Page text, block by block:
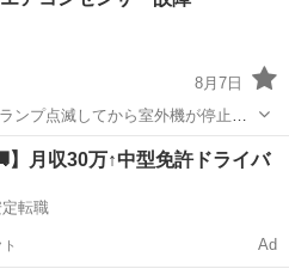
8月7日
ンプ点滅してから室外機が停止し
たため新しいエアコン取り換えま
年製で、センサーが修理出来れ
節、空調家電
】月収30万↑中型免許ドライバ
転職
Ad